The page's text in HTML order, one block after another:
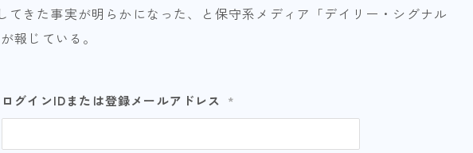
てきた事実が明らかになった、と保守系メディア「デイリー・シグナル
報じている。
ログインIDまたは登録メールアドレス *